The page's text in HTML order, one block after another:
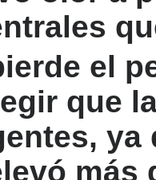
el
que
ya
más